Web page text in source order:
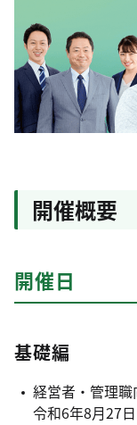
開催概要
開催日
基礎編
経営者・管理職
令和6年8月27